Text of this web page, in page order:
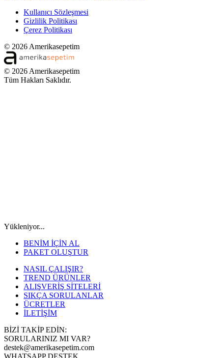
Kullanıcı Sözleşmesi
Gizlilik Politikası
Çerez Politikası
© 2026 Amerikasepetim
© 2026 Amerikasepetim
Tüm Hakları Saklıdır.
Yükleniyor...
BENİM İÇİN AL
PAKET OLUŞTUR
NASIL ÇALIŞIR?
TREND ÜRÜNLER
ALIŞVERİŞ SİTELERİ
SIKÇA SORULANLAR
ÜCRETLER
İLETİŞİM
BİZİ TAKİP EDİN:
SORULARINIZ MI VAR?
destek@amerikasepetim.com
WHATSAPP DESTEK